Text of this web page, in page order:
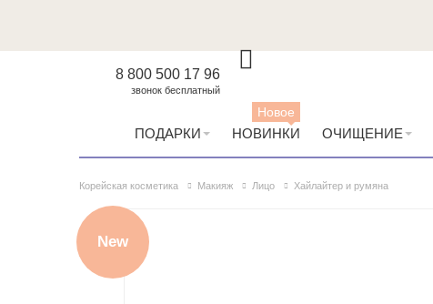
8 800 500 17 96
звонок бесплатный
ПОДАРКИ НОВИНКИ
Новое
ОЧИЩЕНИЕ
Корейская косметика Макияж Лицо Хайлайтер и румяна
New